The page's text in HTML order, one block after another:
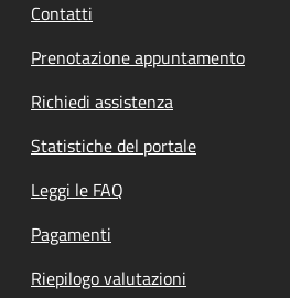
Contatti
Prenotazione appuntamento
Richiedi assistenza
Statistiche del portale
Leggi le FAQ
Pagamenti
Riepilogo valutazioni